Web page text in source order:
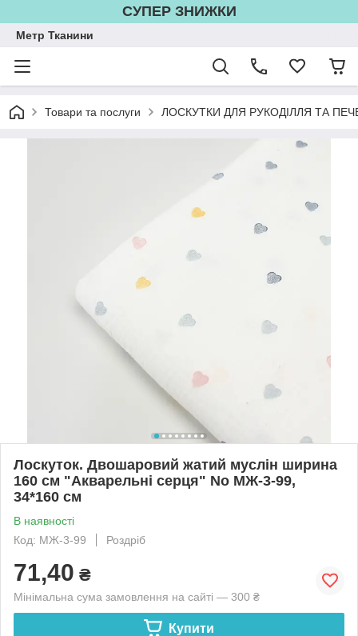
СУПЕР ЗНИЖКИ
Метр Тканини
Товари та послуги ЛОСКУТКИ ДЛЯ РУКОДІЛЛЯ ТА
Лоскуток. Двошаровий жатий муслін ширина
160 см "Акварельні серця" No МЖ-3-99,
34*160 см
В наявності
Код: МЖ-3-99
Роздріб
71,40 ₴
Мінімальна сума замовлення на сайті — 300 ₴
Купити